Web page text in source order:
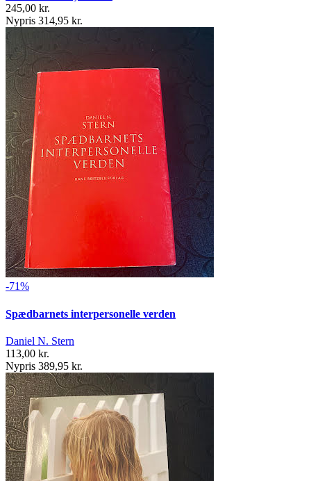
245,00 kr.
Nypris 314,95 kr.
-71%
Spædbarnets interpersonelle verden
Daniel N. Stern
113,00 kr.
Nypris 389,95 kr.